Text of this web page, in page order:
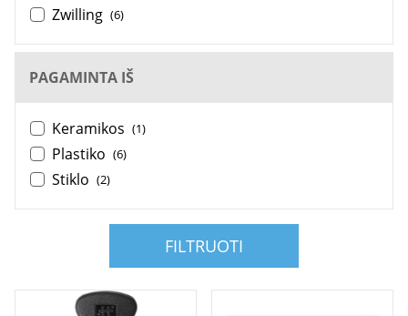
Zwilling (6)
PAGAMINTA IŠ
Keramikos (1)
Plastiko (6)
Stiklo (2)
FILTRUOTI